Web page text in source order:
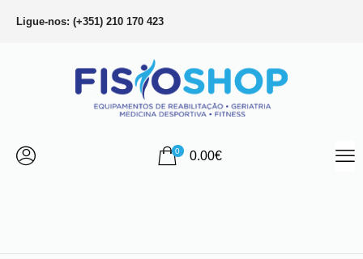
Ligue-nos: (+351) 210 170 423
0 0.00€